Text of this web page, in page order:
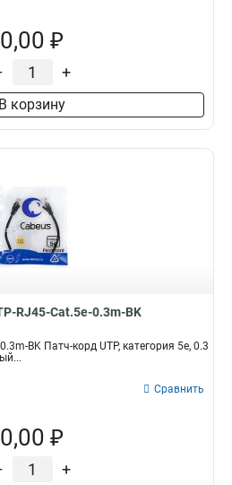
0,00 ₽
+
В корзину
RJ45-Cat.5e-0.3m-BK
BK Патч-корд UTP, категория 5e, 0.3
Сравнить
0,00 ₽
+